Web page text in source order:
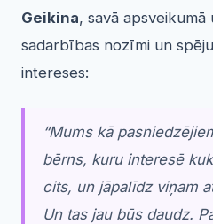
Geikina, savā
sadarbības nozīmi un
intereses:
“Mums kā
bērns, kuru interesē
cits, un jāpalīdz viņam
Un tas jau būs daudz.